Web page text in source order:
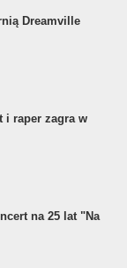
Dreamville
i raper zagra w
na 25 lat "Na